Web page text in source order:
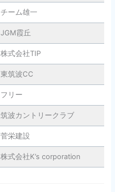
チーム雄一
JGM霞丘
株式会社TIP
東筑波CC
フリー
筑波カントリークラブ
菅栄建設
株式会社K’s corporation